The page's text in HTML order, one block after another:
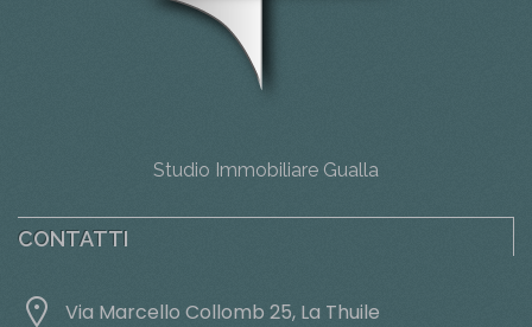
Studio Immobiliare Gualla
CONTATTI
Via Marcello Collomb 25, La Thuile